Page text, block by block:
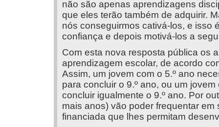
não são apenas aprendizagens
que eles terão também de adquirir.
nós conseguirmos cativá-los, e isso
confiança e depois motivá-los a
Com esta nova resposta pública os
aprendizagem escolar, de acordo
Assim, um jovem com o 5.º ano
para concluir o 9.º ano, ou um
concluir igualmente o 9.º ano. Por
mais anos) vão poder frequentar
financiada que lhes permitam